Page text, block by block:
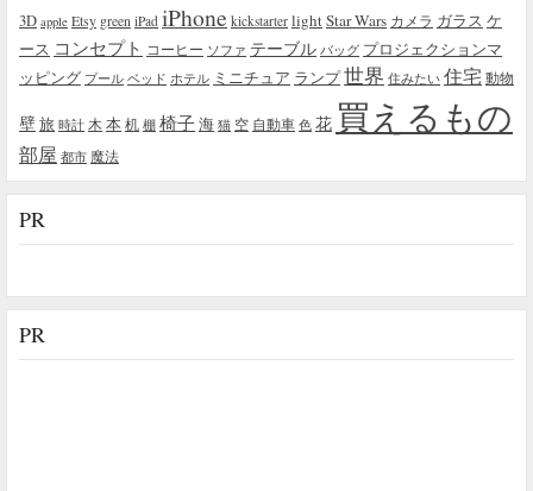
3D apple Etsy green iPad iPhone kickstarter lightStar Wars カメラ ガラス ケ
ース コンセプト コーヒー ソファ テーブル バッグ プロジェクションマ
ッピング プール ベッド ホテル ミニチュア ランプ世界 住みたい 住宅 動物
壁旅 時計 木 本机 棚 椅子海 猫 空 自動車 色 花 買えるもの
部屋 都市 魔法
PR
PR